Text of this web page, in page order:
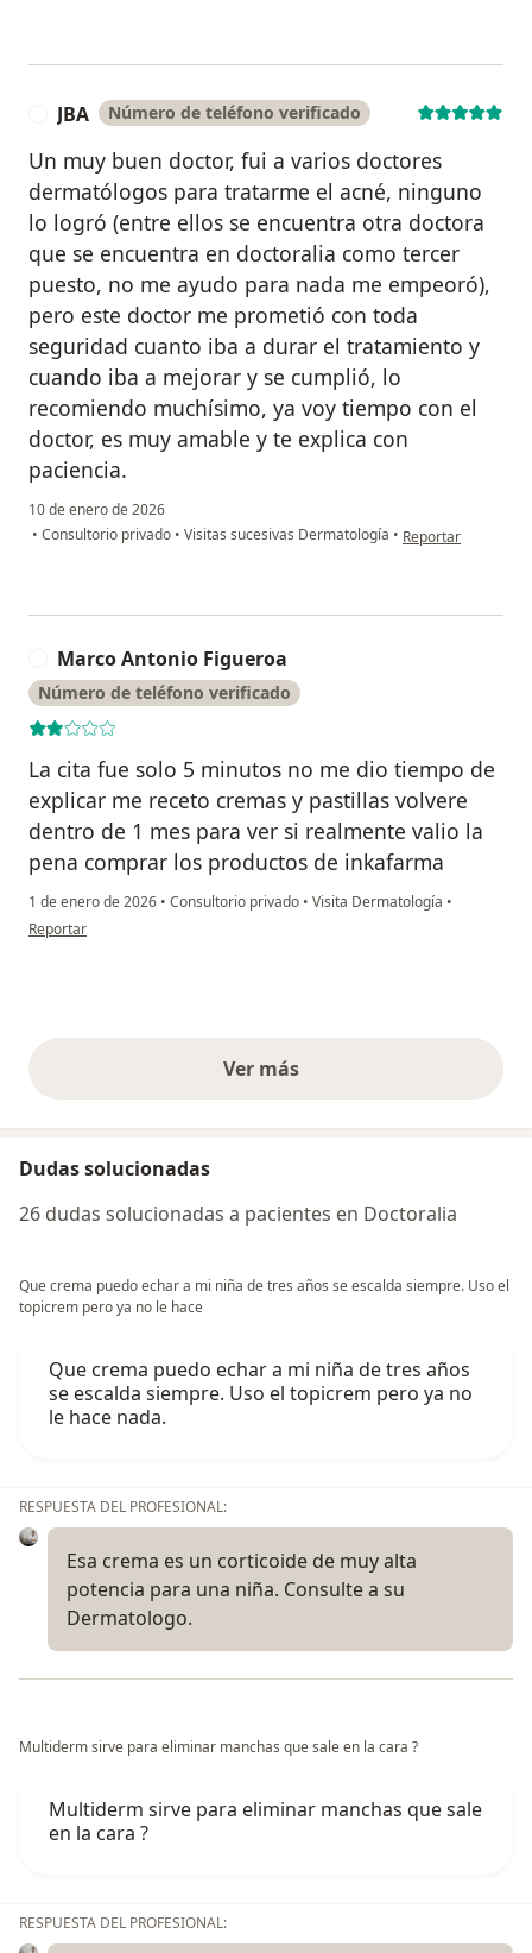
JBA Número de teléfono verificado
Un muy buen doctor, fui a varios doctores
dermatólogos para tratarme el acné, ninguno
lo logró (entre ellos se encuentra otra doctora
que se encuentra en doctoralia como tercer
puesto, no me ayudo para nada me empeoró),
pero este doctor me prometió con toda
seguridad cuanto iba a durar el tratamiento y
cuando iba a mejorar y se cumplió, lo
recomiendo muchísimo, ya voy tiempo con el
doctor, es muy amable y te explica con
paciencia.
10 de enero de 2026
• Consultorio privado • Visitas sucesivas Dermatología • en opinión del
Reportar
Marco Antonio Figueroa
Número de teléfono verificado
La cita fue solo 5 minutos no me dio tiempo de
explicar me receto cremas y pastillas volvere
dentro de 1 mes para ver si realmente valio la
pena comprar los productos de inkafarma
1 de enero de 2026 • Consultorio privado • Visita Dermatología •
en opinión del usuario Marco Antonio Figueroa
Reportar
Ver másopiniones anteriores
Dudas solucionadas
26 dudas solucionadas a pacientes en Doctoralia
Que crema puedo echar a mi niña de tres años se escalda siempre. Uso el
topicrem pero ya no le hace
Que crema puedo echar a mi niña de tres años
se escalda siempre. Uso el topicrem pero ya no
le hace nada.
RESPUESTA DEL PROFESIONAL:
Esa crema es un corticoide de muy alta
potencia para una niña. Consulte a su
Dermatologo.
Multiderm sirve para eliminar manchas que sale en la cara ?
Multiderm sirve para eliminar manchas que sale
en la cara ?
RESPUESTA DEL PROFESIONAL: